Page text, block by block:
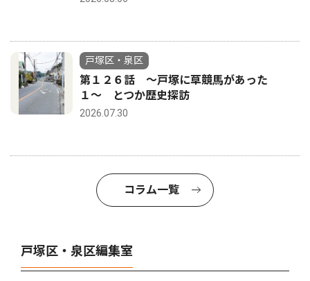
戸塚区・泉区
第１２６話 〜戸塚に草競馬があった
１〜 とつか歴史探訪
2026.07.30
コラム一覧
戸塚区・泉区編集室